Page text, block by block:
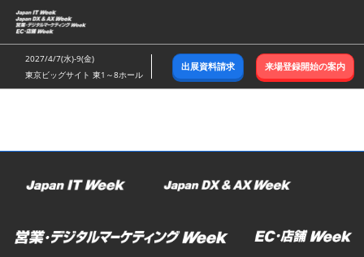
ス
キ
ッ
し
む
2027/4/7(水)-9(金)
東京ビッグサイト 東1～8ホール
出展資料請求 来場登録開始の案内